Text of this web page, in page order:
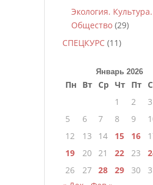
Экология. Культура.
Общество (29)
СПЕЦКУРС (11)
Январь 2026
Пн Вт Ср Чт Пт
1
2 3
5
6 7 8 9
12
13 14 15 16
19
20 21 22 23
26
27 28 29 30